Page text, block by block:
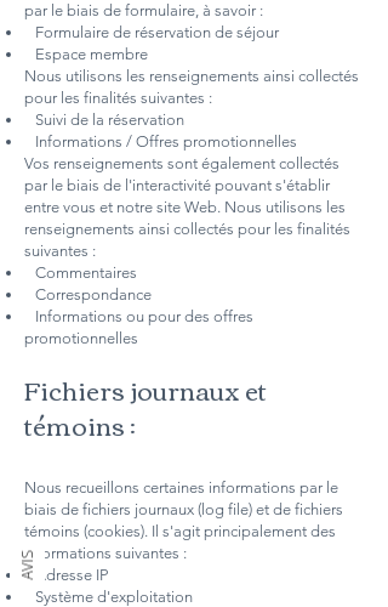
par le biais de formulaire, à savoir :
Formulaire de réservation de séjour
Espace membre
Nous utilisons les renseignements ainsi collectés
pour les finalités suivantes :
Suivi de la réservation
Informations / Offres promotionnelles
Vos renseignements sont également collectés
par le biais de l'interactivité pouvant s'établir
entre vous et notre site Web. Nous utilisons les
renseignements ainsi collectés pour les finalités
suivantes :
Commentaires
Correspondance
Informations ou pour des offres
promotionnelles
Fichiers journaux et
témoins :
Nous recueillons certaines informations par le
biais de fichiers journaux (log file) et de fichiers
témoins (cookies). Il s'agit principalement des
informations suivantes :
Adresse IP
Système d'exploitation
AVIS